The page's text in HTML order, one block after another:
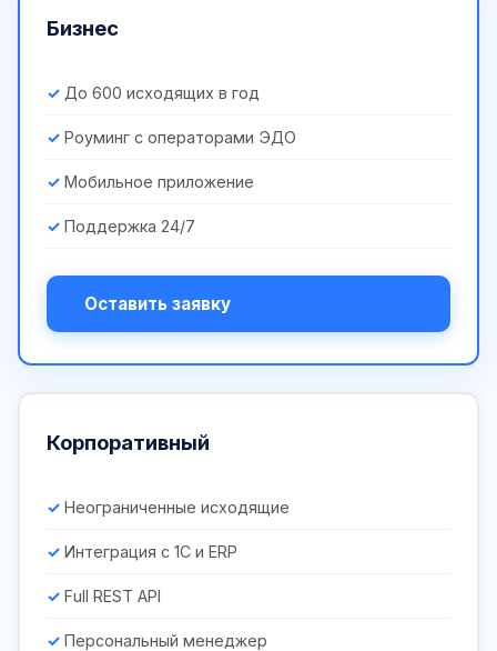
Бизнес
До 600 исходящих в год
Роуминг с операторами ЭДО
Мобильное приложение
Поддержка 24/7
Оставить заявку
Корпоративный
Неограниченные исходящие
Интеграция с 1С и ERP
Full REST API
Персональный менеджер